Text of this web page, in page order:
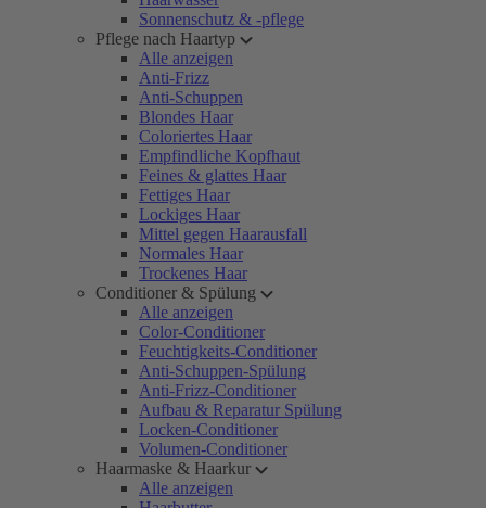
Sonnenschutz & -pflege
Pflege nach Haartyp
Alle anzeigen
Anti-Frizz
Anti-Schuppen
Blondes Haar
Coloriertes Haar
Empfindliche Kopfhaut
Feines & glattes Haar
Fettiges Haar
Lockiges Haar
Mittel gegen Haarausfall
Normales Haar
Trockenes Haar
Conditioner & Spülung
Alle anzeigen
Color-Conditioner
Feuchtigkeits-Conditioner
Anti-Schuppen-Spülung
Anti-Frizz-Conditioner
Aufbau & Reparatur Spülung
Locken-Conditioner
Volumen-Conditioner
Haarmaske & Haarkur
Alle anzeigen